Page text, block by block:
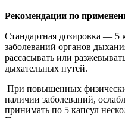
Рекомендации по
Стандартная дозировка — 5
заболеваний органов
рассасывать или
дыхательных путей.
При повышенных
наличии заболеваний,
принимать по 5 капсул